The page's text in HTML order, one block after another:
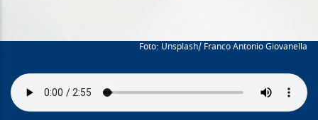
Unsplash/ Franco Antonio Giovanella